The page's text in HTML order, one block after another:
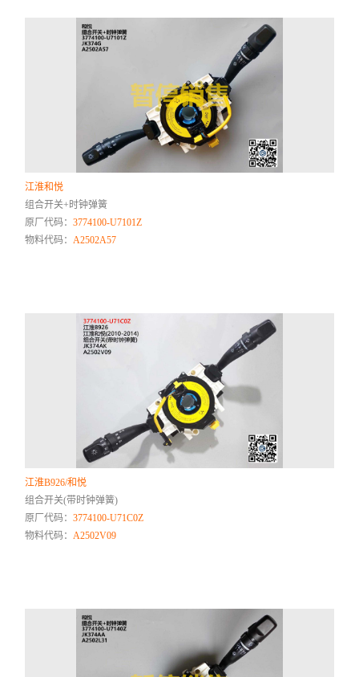
江淮和悦
组合开关+时钟弹簧
原厂代码：3774100-U7101Z
物料代码：A2502A57
江淮B926/和悦
组合开关(带时钟弹簧)
原厂代码：3774100-U71C0Z
物料代码： A2502V09